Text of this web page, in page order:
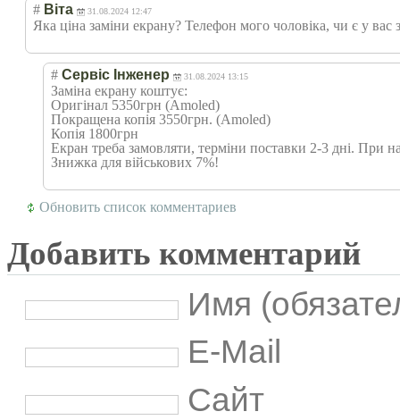
# Віта 31.08.2024 12:47
Яка ціна заміни екрану? Телефон мого чоловіка, чи є у вас
# Сервіс Інженер 31.08.2024 13:15
Заміна екрану коштує:
Оригінал 5350грн (Amoled)
Покращена копія 3550грн. (Amoled)
Копія 1800грн
Екран треба замовляти, терміни поставки 2-3 дні. При
Знижка для військових 7%!
Обновить список комментариев
Добавить комментарий
Имя
E-Mail
Сайт